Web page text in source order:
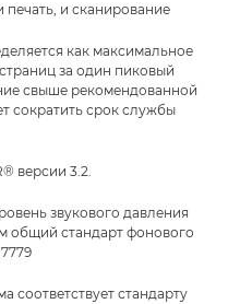
и сканирование
как максимальное
за один пиковый
свыше рекомендованной
сократить срок службы
версии 3.2.
звукового давления
общий стандарт фонового
соответствует стандарту